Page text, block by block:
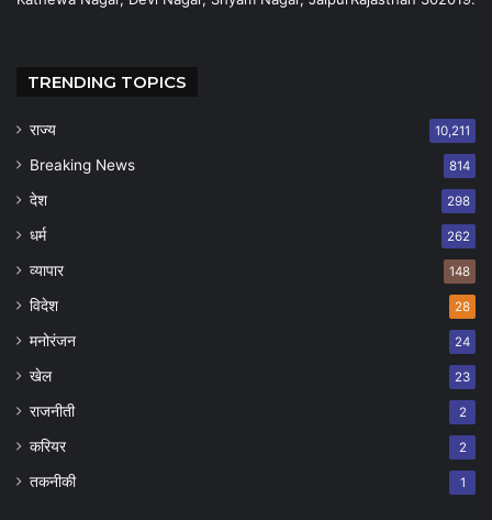
TRENDING TOPICS
राज्य 10,211
Breaking News 814
देश 298
धर्म 262
व्यापार 148
विदेश 28
मनोरंजन 24
खेल 23
राजनीती 2
करियर 2
तकनीकी 1